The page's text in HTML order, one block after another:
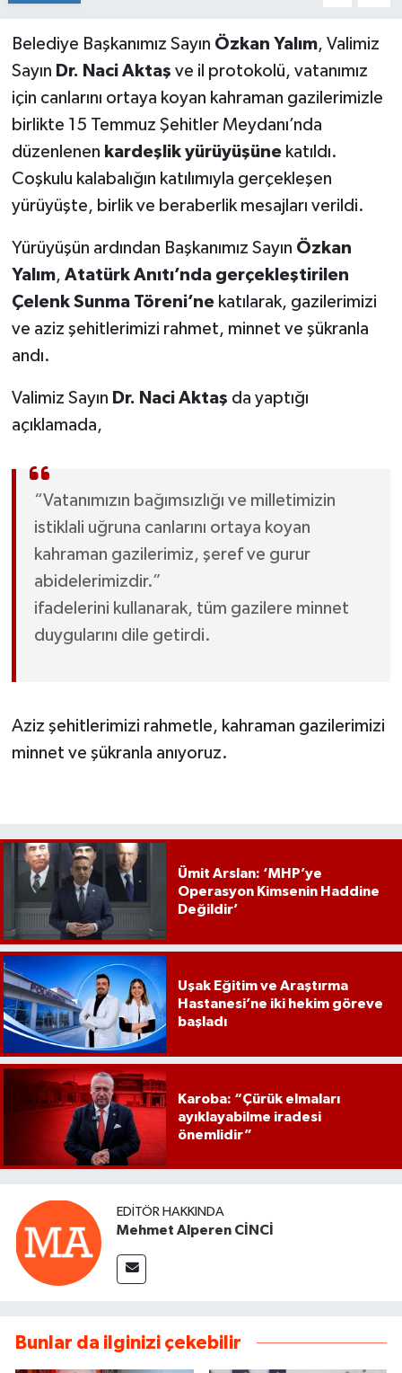
Belediye Başkanımız Sayın Özkan Yalım, Valimiz
Sayın Dr. Naci Aktaş ve il protokolü, vatanımız
için canlarını ortaya koyan kahraman gazilerimizle
birlikte 15 Temmuz Şehitler Meydanı’nda
düzenlenen kardeşlik yürüyüşünekatıldı.
Coşkulu kalabalığın katılımıyla gerçekleşen
yürüyüşte, birlik ve beraberlik mesajları verildi.
Yürüyüşün ardından Başkanımız Sayın Özkan
Yalım, Atatürk Anıtı’nda gerçekleştirilen
Çelenk Sunma Töreni’nekatılarak, gazilerimizi
ve aziz şehitlerimizi rahmet, minnet ve şükranla
andı.
Valimiz Sayın Dr. Naci Aktaş da yaptığı
açıklamada,
“Vatanımızın bağımsızlığı ve milletimizin
istiklali uğruna canlarını ortaya koyan
kahraman gazilerimiz, şeref ve gurur
abidelerimizdir.”
ifadelerini kullanarak, tüm gazilere minnet
duygularını dile getirdi.
Aziz şehitlerimizi rahmetle, kahraman gazilerimizi
minnet ve şükranla anıyoruz.
Ümit Arslan: ‘MHP’ye
Operasyon Kimsenin Haddine
Değildir’
Uşak Eğitim ve Araştırma
Hastanesi’ne iki hekim göreve
başladı
Karoba: “Çürük elmaları
ayıklayabilme iradesi
önemlidir”
EDITÖR HAKKINDA
Mehmet Alperen CİNCİ
Bunlar da ilginizi çekebilir